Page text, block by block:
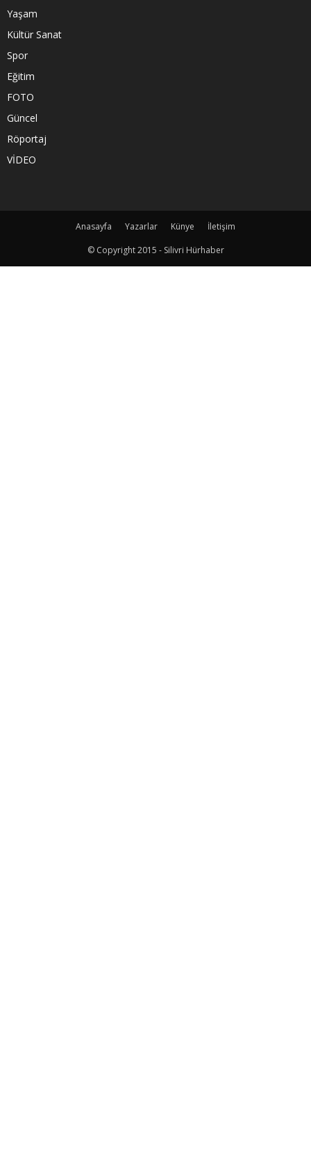
Yaşam
Kültür Sanat
Spor
Eğitim
FOTO
Güncel
Röportaj
VİDEO
Anasayfa Yazarlar Künye
İletişim
© Copyright 2015 - Silivri Hürhaber